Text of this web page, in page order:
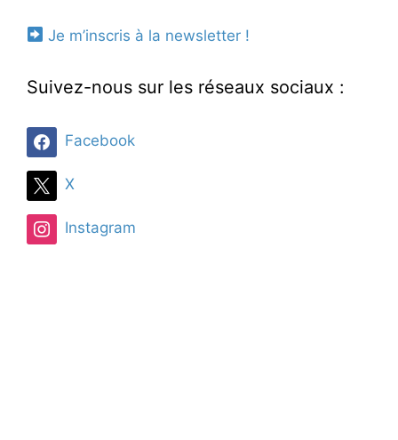
Je m’inscris à la newsletter !
Suivez-nous sur les réseaux sociaux :
Facebook
X
Instagram